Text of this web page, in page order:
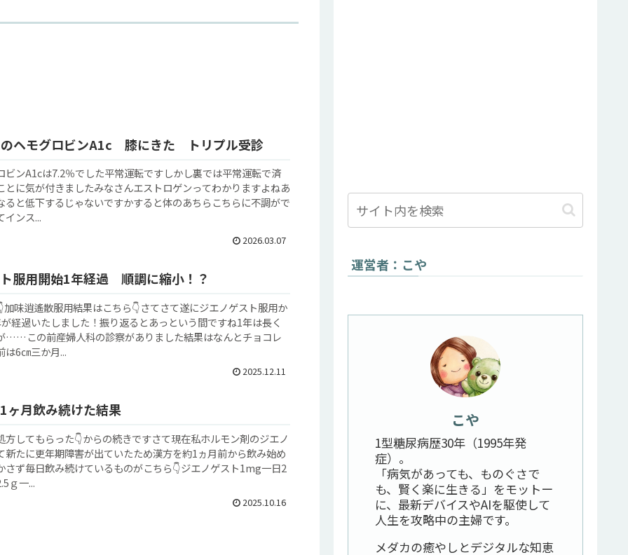
ヘモグロビンA1c 膝にきた トリプル受診
ビンA1cは7.2％でした平常運転ですしかし裏では平常運転で済
とに気が付きましたみなさんエストロゲンってわかりますよねあ
ると低下するじゃないですかすると体のあちらこちらに不調がで
インス...
2026.03.07
服用開始1年経過 順調に縮小！？
加味逍遙散服用結果はこちら👇さてさて遂にジエノゲスト服用か
経過いたしました！振り返るとあっという間ですね1年は長く
……この前産婦人科の診察がありました結果はなんとチョコレ
は6㎝三か月...
2025.12.11
ヶ月飲み続けた結果
方してもらった👇からの続きですさて現在私ホルモン剤のジエノ
新たに更年期障害が出ていたため漢方を約1ヵ月前から飲み始め
さず毎日飲み続けているものがこちら👇ジエノゲスト1mg一日2
ｇ一...
2025.10.16
運営者：こや
こや
1型糖尿病歴30年（1995年発
症）。
「病気があっても、ものぐさで
も、賢く楽に生きる」をモットー
に、最新デバイスやAIを駆使して
人生を攻略中の主婦です。
メダカの癒やしとデジタルな知恵